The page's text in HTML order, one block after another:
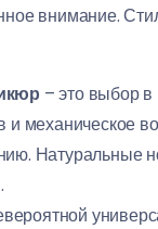
внимание.
– это выбор в
механическое
Натуральные